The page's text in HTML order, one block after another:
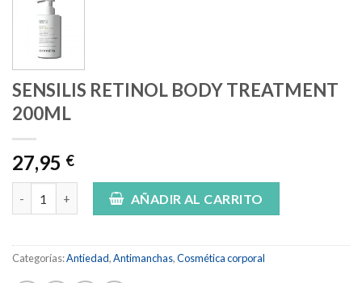
SENSILIS RETINOL BODY TREATMENT
200ML
27,95 €
SENSILIS RETINOL BODY TREATMENT 200ML cantidad
AÑADIR AL CARRITO
Categorías:Antiedad,Antimanchas,Cosmética corporal